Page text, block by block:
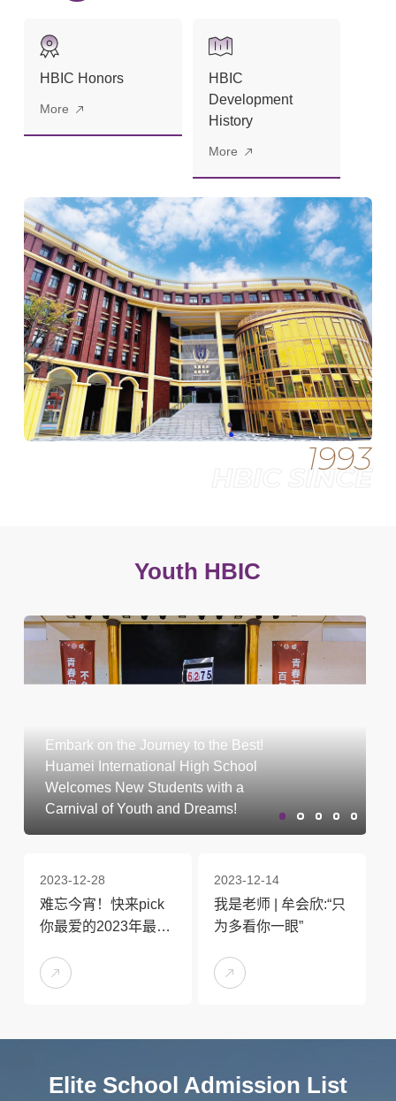
principals, and it has introduced an advanced international
curriculum system and management model.
HBIC Honors
More
HBIC
Development
History
More
HBIC SINCE
1993
Youth HBIC
Embark on the Journey to the Best!
Huamei International High School
Welcomes New Students with a
Carnival of Youth and Dreams!
2023-12-28
难忘今宵！快来pick
你最爱的2023年最闪
2023-12-14
我是老师 | 牟会欣:“只
为多看你一眼”
Elite School Admission List